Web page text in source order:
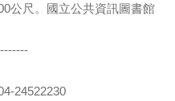
公尺。國立公共資訊圖書館
24522230